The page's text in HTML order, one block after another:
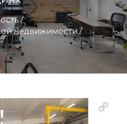
/
недвижимости/